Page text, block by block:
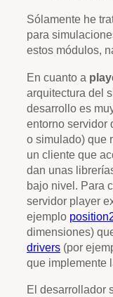
Sólamente he
para
estos módulos,
En cuanto a
arquitectura del
desarrollo es
entorno servidor
o simulado) que
un cliente que
dan unas
bajo nivel. Para
servidor player
ejemplo
dimensiones)
drivers (por
que implemente
El desarrollador